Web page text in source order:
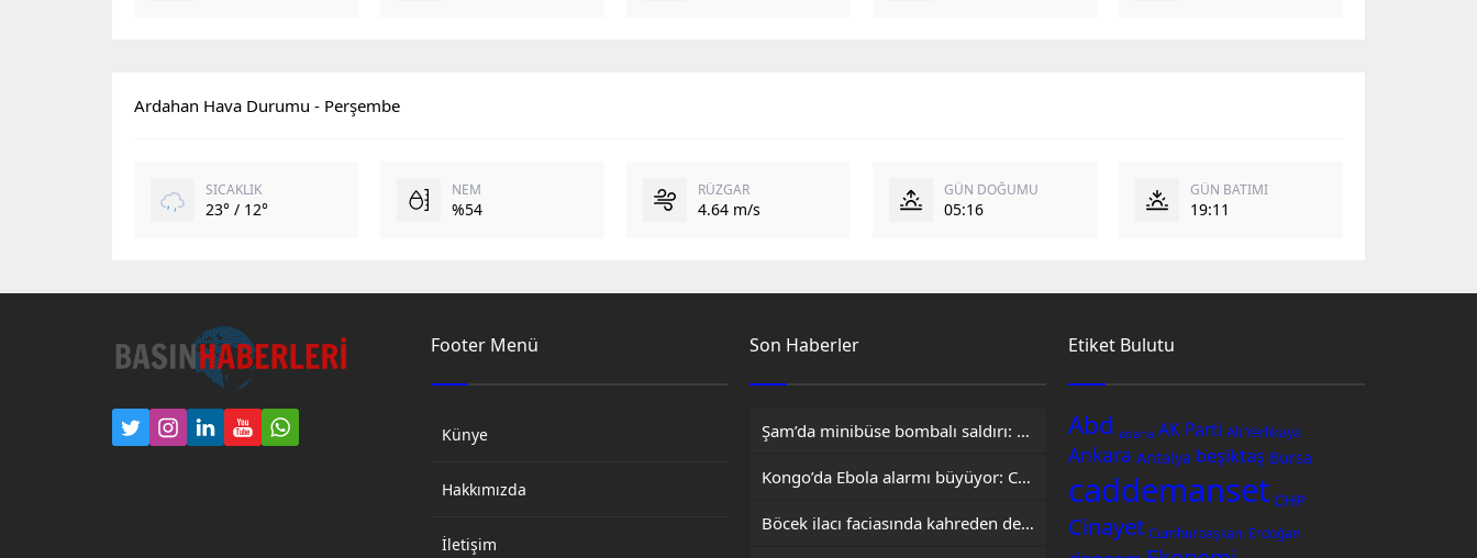
Ardahan Hava Durumu - Perşembe
SICAKLIK
23° / 12°
NEM
%54
RÜZGAR
4.64 m/s
GÜN DOĞUMU
05:16
GÜN BATIMI
19:11
Footer Menü
Künye
Hakkımızda
İletişim
Son Haberler
Şam’da minibüse bombalı saldırı: 2 ölü, 13 yaralı
Kongo’da Ebola alarmı büyüyor: Can kaybı 1801’e yükseldi
Böcek ilacı faciasında kahreden detay: Hayatını kaybeden Yusuf Talha, hastanenin ilk bebeğiydi
Etiket Bulutu
Abd adana AK Parti Ali Yerlikaya
Ankara Antalya beşiktaş Bursa
caddemanset CHP
Cinayet Cumhurbaşkanı Erdoğan